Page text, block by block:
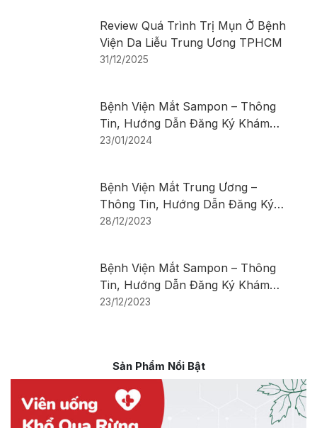
Review Quá Trình Trị Mụn Ở Bệnh
Viện Da Liễu Trung Ương TPHCM
31/12/2025
Bệnh Viện Mắt Sampon – Thông
Tin, Hướng Dẫn Đăng Ký Khám
Bệnh
23/01/2024
Bệnh Viện Mắt Trung Ương –
Thông Tin, Hướng Dẫn Đăng Ký
Khám Bệnh
28/12/2023
Bệnh Viện Mắt Sampon – Thông
Tin, Hướng Dẫn Đăng Ký Khám
Bệnh
23/12/2023
Sản Phẩm Nổi Bật